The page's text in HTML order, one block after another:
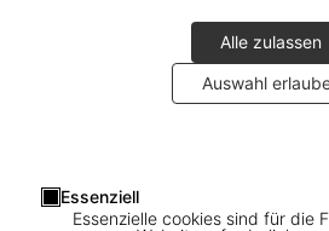
Alle zulassen
Auswahl
Essenziell
Essenzielle cookies sind für die
1 /50